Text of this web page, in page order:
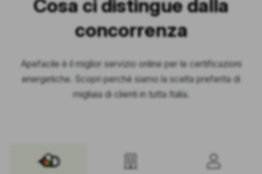
Cosa ci distingue dalla
concorrenza
Apefacile è il miglior servizio online per le certificazioni
energetiche. Scopri perché siamo la scelta preferita di
migliaia di clienti in tutta Italia.